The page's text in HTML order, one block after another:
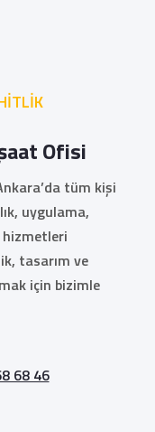
Ofisi
tüm kişi
uygulama,
tasarım ve
için bizimle
68 46